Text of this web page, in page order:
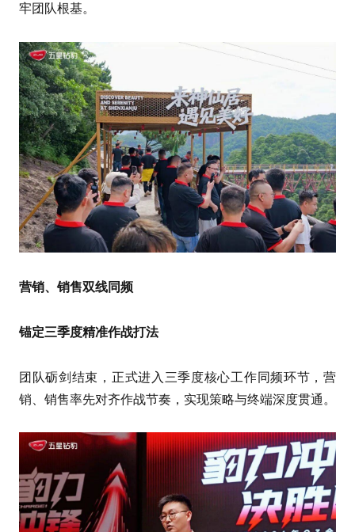
牢团队根基。
营销、销售双线同频
锚定三季度精准作战打法
团队砺剑结束，正式进入三季度核心工作同频环节，营
销、销售率先对齐作战节奏，实现策略与终端深度贯通。